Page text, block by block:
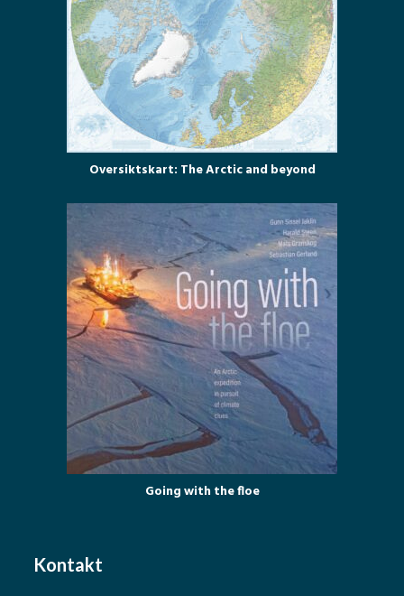
Oversiktskart: The Arctic and beyond
Going with the floe
Kontakt